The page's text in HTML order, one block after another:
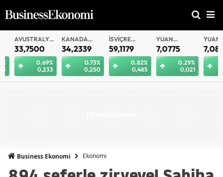
AVUSTRALYA
DOLARI
33,7500
0.69%
0,233
KANADA
DOLARI
34,2339
0.73%
0,250
İSVIÇRE
FRANKI
59,1179
0.82%
0,485
YUAN
OFFSHORE
7,0775
0.29%
0,021
YUAN
7,0812
Business Ekonomi Ekonomi